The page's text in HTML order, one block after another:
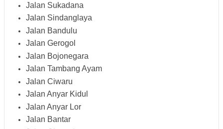
Jalan Sukadana
Jalan Sindanglaya
Jalan Bandulu
Jalan Gerogol
Jalan Bojonegara
Jalan Tambang Ayam
Jalan Ciwaru
Jalan Anyar Kidul
Jalan Anyar Lor
Jalan Bantar